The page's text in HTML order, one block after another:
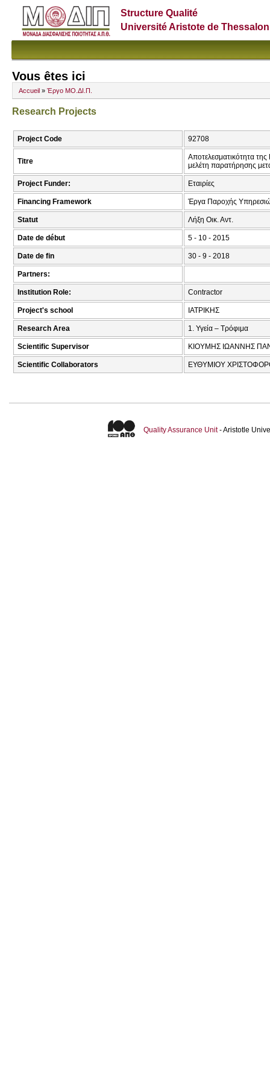
Structure Qualité
Université Aristote de
Vous êtes ici
Accueil » Έργο ΜΟ.ΔΙ.Π.
Research Projects
Project Code 92708
Titre
Αποτελεσματικότητα
μελέτη παρατήρησης
Project Funder: Εταιρίες
Financing Framework Έργα Παροχής
Statut Λήξη Οικ. Αντ.
Date de début 5 - 10 - 2015
Date de fin 30 - 9 - 2018
Partners:
Institution Role: Contractor
Project's school ΙΑΤΡΙΚΗΣ
Research Area 1. Υγεία – Τρόφιμα
Scientific Supervisor ΚΙΟΥΜΗΣ ΙΩΑΝΝΗΣ
Scientific Collaborators ΕΥΘΥΜΙΟΥ
Quality Assurance Unit- Aristotle